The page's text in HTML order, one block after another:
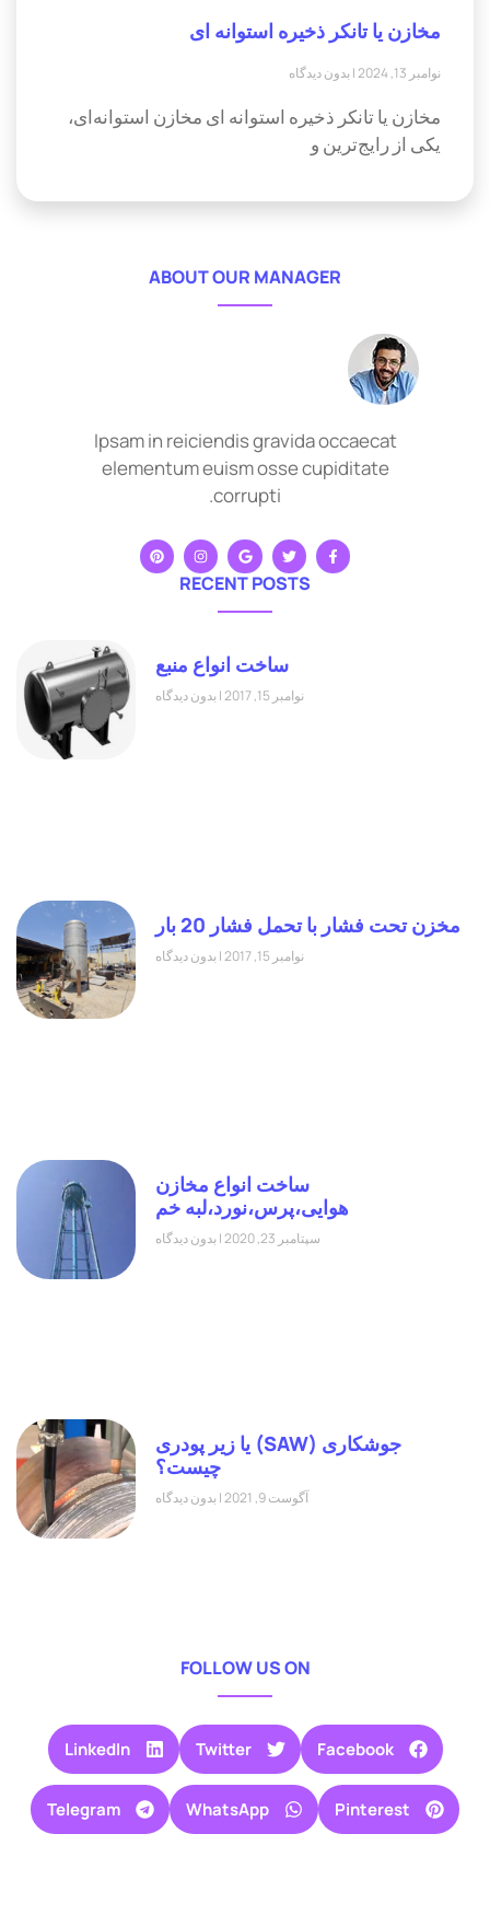
مخازن یا تانکر ذخیره استوانه ای
نوامبر 13, 2024 بدون دیدگاه
مخازن یا تانکر ذخیره استوانه ای مخازن استوانه‌ای،
یکی از رایج‌ترین و
ABOUT OUR MANAGER
Ipsam in reiciendis gravida occaecat
elementum euism osse cupiditate
corrupti.
RECENT POSTS
ساخت انواع منبع
نوامبر 15, 2017 بدون دیدگاه
مخزن تحت فشار با تحمل فشار 20 بار
نوامبر 15, 2017 بدون دیدگاه
ساخت انواع مخازن
هوایی،پرس،نورد،لبه خم
سپتامبر 23, 2020 بدون دیدگاه
جوشکاری (SAW) یا زیر پودری
چیست؟
آگوست 9, 2021 بدون دیدگاه
FOLLOW US ON
Facebook
Twitter
LinkedIn
Pinterest
WhatsApp
Telegram